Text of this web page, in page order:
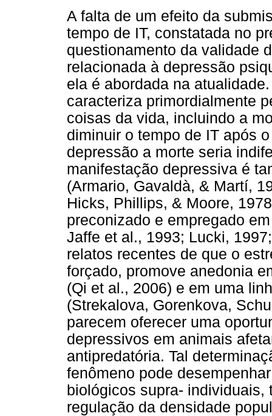
A falta de um efeito da
tempo de IT, constatada no
questionamento da validade
relacionada à depressão
ela é abordada na
caracteriza primordialmente
coisas da vida, incluindo a
diminuir o tempo de IT após
depressão a morte seria
manifestação depressiva é
(Armario, Gavaldà, & Martí,
Hicks, Phillips, & Moore,
preconizado e empregado
Jaffe et al., 1993; Lucki,
relatos recentes de que o
forçado, promove anedonia
(Qi et al., 2006) e em uma
(Strekalova, Gorenkova,
parecem oferecer uma
depressivos em animais
antipredatória. Tal
fenômeno pode
biológicos supra-
regulação da densidade